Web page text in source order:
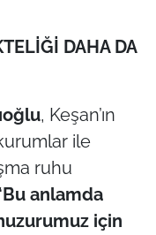
DAHA DA
, Keşan’ın
ile
ruhu
anlamda
için